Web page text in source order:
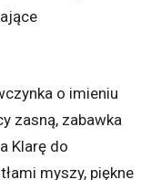
o imieniu
zasną, zabawka
Klarę do
myszy, piękne